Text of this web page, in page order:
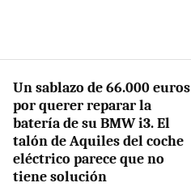
Un sablazo de 66.000 euros
por querer reparar la
batería de su BMW i3. El
talón de Aquiles del coche
eléctrico parece que no
tiene solución